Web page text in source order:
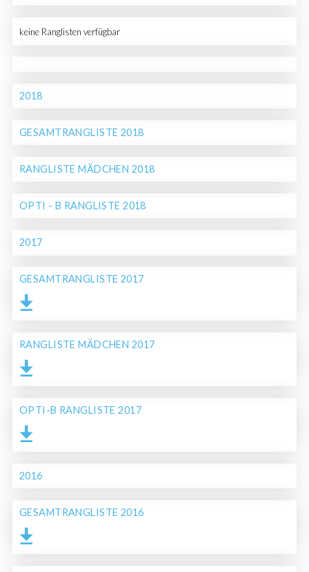
keine Ranglisten verfügbar
2018
GESAMTRANGLISTE 2018
RANGLISTE MÄDCHEN 2018
OPTI - B RANGLISTE 2018
2017
GESAMTRANGLISTE 2017
RANGLISTE MÄDCHEN 2017
OPTI-B RANGLISTE 2017
2016
GESAMTRANGLISTE 2016